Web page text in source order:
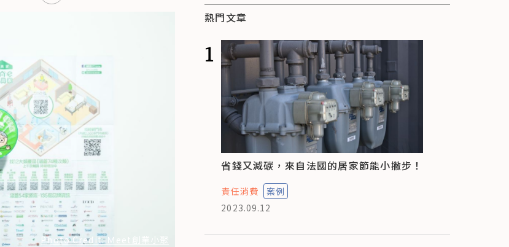
Photo Credit: Ｍeet創業小聚
熱門文章
1
省錢又減碳，來自法國的居家節能小撇步！
責任消費
案例
2023.09.12